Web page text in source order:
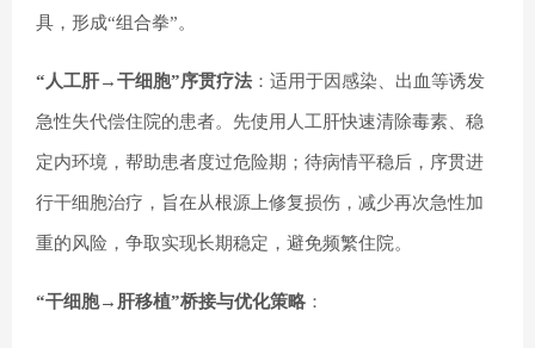
具，形成“组合拳”。
“人工肝→干细胞”序贯疗法 ：适用于因感染、出血等诱发
急性失代偿住院的患者。先使用人工肝快速清除毒素、稳
定内环境，帮助患者度过危险期；待病情平稳后，序贯进
行干细胞治疗，旨在从根源上修复损伤，减少再次急性加
重的风险，争取实现长期稳定，避免频繁住院。
“干细胞→肝移植”桥接与优化策略 ：